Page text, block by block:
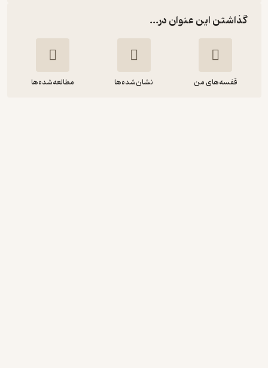
گذاشتن این عنوان در...
قفسه‌های من نشان‌شده‌ها مطالعه‌شده‌ها